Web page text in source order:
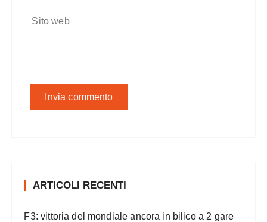
Sito web
ARTICOLI RECENTI
F3: vittoria del mondiale ancora in bilico a 2 gare